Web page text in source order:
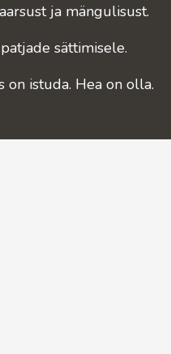
ja mängulisust.
sättimisele.
on istuda. Hea on olla.